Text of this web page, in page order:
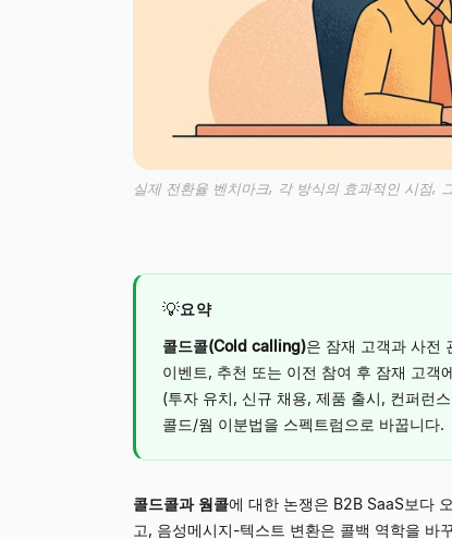
실제 전환율 벤치마크, 각 방식의 효과적인 시점,
💡요약
콜드콜(Cold calling)은 잠재 고객과 사전
이벤트, 추천 또는 이전 참여 후 잠재 고
(투자 유치, 신규 채용, 제품 출시, 컨퍼런
콜드/웜 이분법을 스펙트럼으로 바꿉니다.
콜드콜과 웜콜에 대한 논쟁은 B2B SaaS보다
고, 음성메시지-텍스트 변환은 콜백 역학을 바